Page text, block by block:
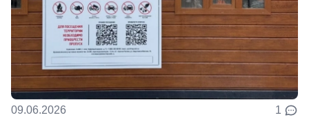
09.06.2026 1